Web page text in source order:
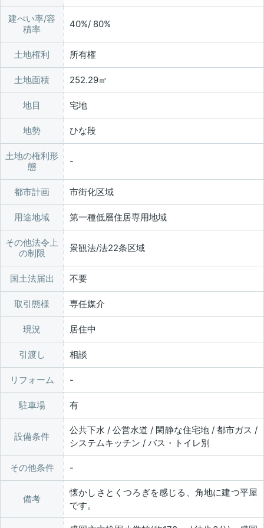
建ぺい率/容
積率
40%/ 80%
土地権利 所有権
土地面積 252.29㎡
地目 宅地
地勢 ひな段
土地の権利形
態
都市計画 市街化区域
用途地域 第一種低層住居専用地域
その他法令上
の制限
景観法/法22条区域
国土法届出 不要
取引態様 専任媒介
現況 居住中
引渡し 相談
リフォーム
駐車場 有
設備条件
公共下水 / 公営水道 / 閑静な住宅地 / 都市ガス /
システムキッチン / バス・トイレ別
その他条件
備考
懐かしさとくつろぎを感じる、角地に建つ平屋
です。